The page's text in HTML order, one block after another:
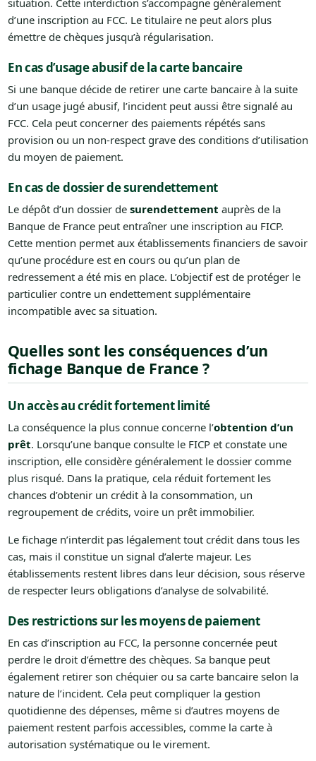
situation. Cette interdiction s’accompagne généralement
d’une inscription au FCC. Le titulaire ne peut alors plus
émettre de chèques jusqu’à régularisation.
En cas d’usage abusif de la carte bancaire
Si une banque décide de retirer une carte bancaire à la suite
d’un usage jugé abusif, l’incident peut aussi être signalé au
FCC. Cela peut concerner des paiements répétés sans
provision ou un non-respect grave des conditions d’utilisation
du moyen de paiement.
En cas de dossier de surendettement
Le dépôt d’un dossier de surendettement auprès de la
Banque de France peut entraîner une inscription au FICP.
Cette mention permet aux établissements financiers de savoir
qu’une procédure est en cours ou qu’un plan de
redressement a été mis en place. L’objectif est de protéger le
particulier contre un endettement supplémentaire
incompatible avec sa situation.
Quelles sont les conséquences d’un
fichage Banque de France ?
Un accès au crédit fortement limité
La conséquence la plus connue concerne l’obtention d’un
prêt. Lorsqu’une banque consulte le FICP et constate une
inscription, elle considère généralement le dossier comme
plus risqué. Dans la pratique, cela réduit fortement les
chances d’obtenir un crédit à la consommation, un
regroupement de crédits, voire un prêt immobilier.
Le fichage n’interdit pas légalement tout crédit dans tous les
cas, mais il constitue un signal d’alerte majeur. Les
établissements restent libres dans leur décision, sous réserve
de respecter leurs obligations d’analyse de solvabilité.
Des restrictions sur les moyens de paiement
En cas d’inscription au FCC, la personne concernée peut
perdre le droit d’émettre des chèques. Sa banque peut
également retirer son chéquier ou sa carte bancaire selon la
nature de l’incident. Cela peut compliquer la gestion
quotidienne des dépenses, même si d’autres moyens de
paiement restent parfois accessibles, comme la carte à
autorisation systématique ou le virement.